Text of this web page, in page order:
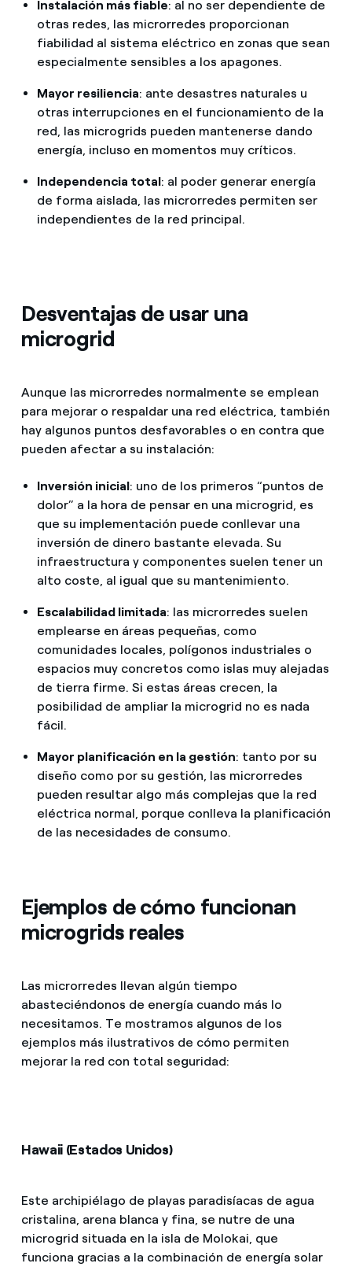
Instalación más fiable: al no ser dependiente de
otras redes, las microrredes proporcionan
fiabilidad al sistema eléctrico en zonas que sean
especialmente sensibles a los apagones.
Mayor resiliencia: ante desastres naturales u
otras interrupciones en el funcionamiento de la
red, las microgrids pueden mantenerse dando
energía, incluso en momentos muy críticos.
Independencia total: al poder generar energía
de forma aislada, las microrredes permiten ser
independientes de la red principal.
Desventajas de usar una
microgrid
Aunque las microrredes normalmente se emplean
para mejorar o respaldar una red eléctrica, también
hay algunos puntos desfavorables o en contra que
pueden afectar a su instalación:
Inversión inicial: uno de los primeros “puntos de
dolor” a la hora de pensar en una microgrid, es
que su implementación puede conllevar una
inversión de dinero bastante elevada. Su
infraestructura y componentes suelen tener un
alto coste, al igual que su mantenimiento.
Escalabilidad limitada: las microrredes suelen
emplearse en áreas pequeñas, como
comunidades locales, polígonos industriales o
espacios muy concretos como islas muy alejadas
de tierra firme. Si estas áreas crecen, la
posibilidad de ampliar la microgrid no es nada
fácil.
Mayor planificación en la gestión: tanto por su
diseño como por su gestión, las microrredes
pueden resultar algo más complejas que la red
eléctrica normal, porque conlleva la planificación
de las necesidades de consumo.
Ejemplos de cómo funcionan
microgrids reales
Las microrredes llevan algún tiempo
abasteciéndonos de energía cuando más lo
necesitamos. Te mostramos algunos de los
ejemplos más ilustrativos de cómo permiten
mejorar la red con total seguridad:
Hawaii (Estados Unidos)
Este archipiélago de playas paradisíacas de agua
cristalina, arena blanca y fina, se nutre de una
microgrid situada en la isla de Molokai, que
funciona gracias a la combinación de energía solar